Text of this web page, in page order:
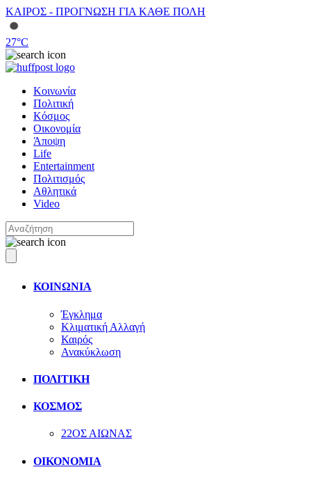
ΚΑΙΡΟΣ - ΠΡΟΓΝΩΣΗ ΓΙΑ ΚΑΘΕ ΠΟΛΗ
27°C
Κοινωνία
Πολιτική
Κόσμος
Οικονομία
Άποψη
Life
Entertainment
Πολιτισμός
Αθλητικά
Video
ΚΟΙΝΩΝΙΑ
Έγκλημα
Κλιματική Αλλαγή
Καιρός
Ανακύκλωση
ΠΟΛΙΤΙΚΗ
ΚΟΣΜΟΣ
22ΟΣ ΑΙΩΝΑΣ
ΟΙΚΟΝΟΜΙΑ